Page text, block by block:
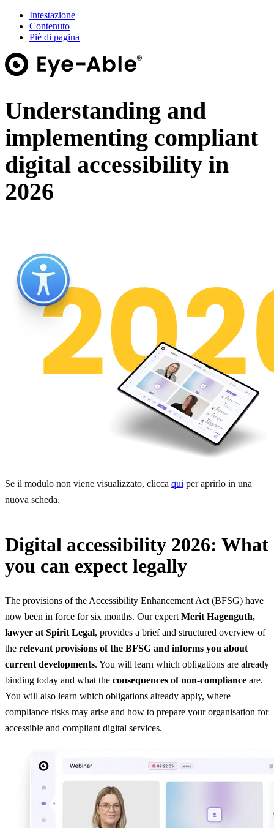
Intestazione
Contenuto
Piè di pagina
Understanding and
implementing compliant
digital accessibility in
2026
Se il modulo non viene visualizzato, clicca qui per aprirlo in una
nuova scheda.
Digital accessibility 2026: What
you can expect legally
The provisions of the Accessibility Enhancement Act (BFSG) have
now been in force for six months. Our expertMerit Hagenguth,
lawyer at Spirit Legal, provides a brief and structured overview of
the relevant provisions of the BFSG and informs you about
current developments. You will learn which obligations are already
binding today and what the consequences of non-compliance are.
You will also learn which obligations already apply, where
compliance risks may arise and how to prepare your organisation for
accessible and compliant digital services.